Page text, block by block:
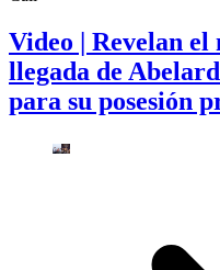
Video | Revelan el
llegada de
para su posesión